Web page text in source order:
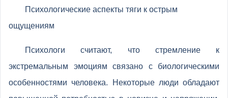
Психологические аспекты тяги к острым
ощущениям
Психологи считают, что стремление к
экстремальным эмоциям связано с биологическими
особенностями человека. Некоторые люди обладают